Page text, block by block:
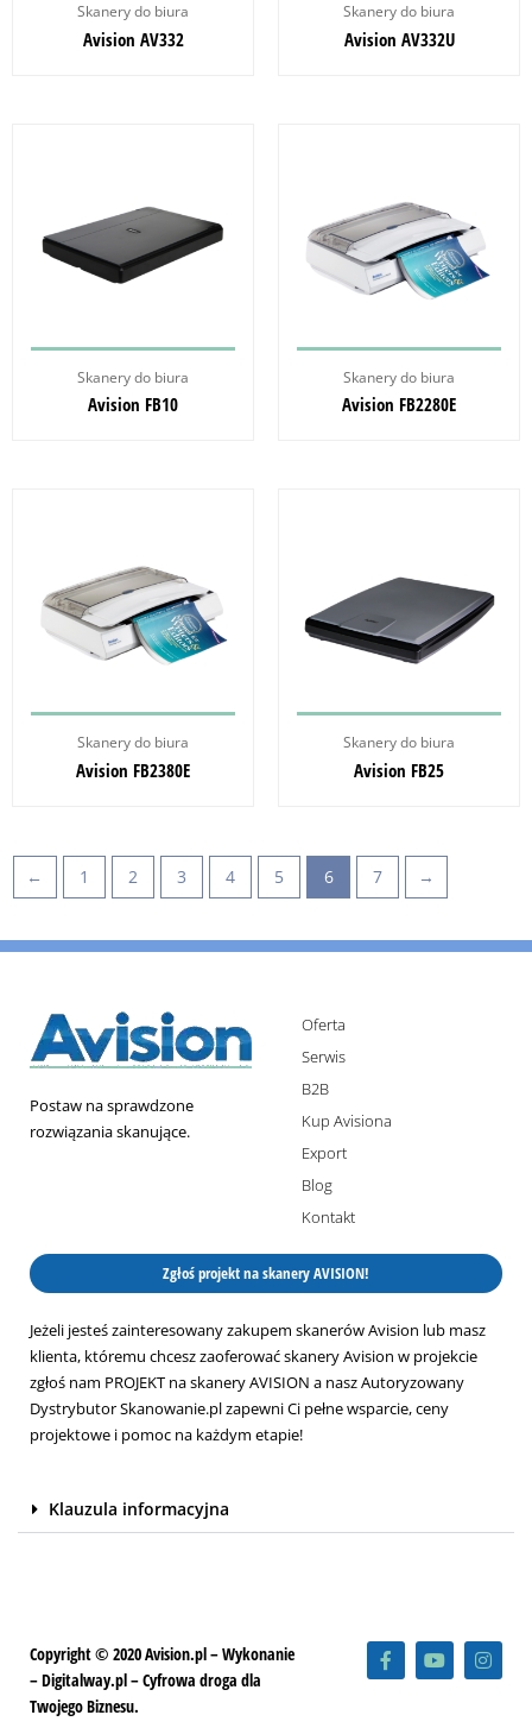
Skanery do biura
Avision AV332
Skanery do biura
Avision AV332U
Skanery do biura
Avision FB10
Skanery do biura
Avision FB2280E
Skanery do biura
Avision FB2380E
Skanery do biura
Avision FB25
← 1 2 3 4 5 6 7 →
Postaw na sprawdzone
rozwiązania skanujące.
Oferta
Serwis
B2B
Kup Avisiona
Export
Blog
Kontakt
Zgłoś projekt na skanery AVISION!
Jeżeli jesteś zainteresowany zakupem skanerów Avision lub masz
klienta, któremu chcesz zaoferować skanery Avision w projekcie
zgłoś nam PROJEKT na skanery AVISION a nasz Autoryzowany
Dystrybutor Skanowanie.pl zapewni Ci pełne wsparcie, ceny
projektowe i pomoc na każdym etapie!
Klauzula informacyjna
Copyright © 2020 Avision.pl – Wykonanie
– Digitalway.pl – Cyfrowa droga dla
Twojego Biznesu.
F
a
c
Y
o
u
I
n
s